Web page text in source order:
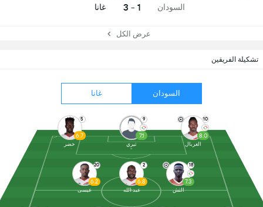
تشكيلة الفريقين
السودان غانا
20
6.2
عيسى
2
6.8
عبد الله
18
7.3
التش
5
6.7
خضر
9
7.1
تيري
10
8.0
الغربال
السودان 1 - 3 غانا
عرض الكل